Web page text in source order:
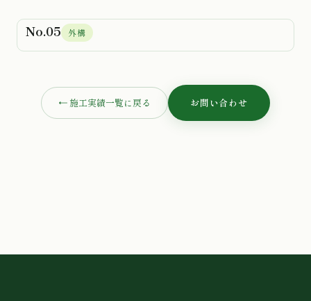
BEFORE
No.05 外構
← 施工実績一覧に戻る お問い合わせ